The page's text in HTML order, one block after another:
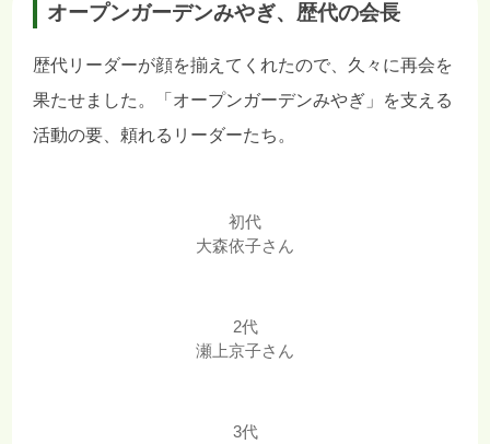
オープンガーデンみやぎ、歴代の会長
歴代リーダーが顔を揃えてくれたので、久々に再会を
果たせました。「オープンガーデンみやぎ」を支える
活動の要、頼れるリーダーたち。
初代
大森依子さん
2代
瀬上京子さん
3代